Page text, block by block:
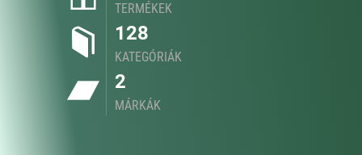
TERMÉKEK
128
KATEGÓRIÁK
2
MÁRKÁK